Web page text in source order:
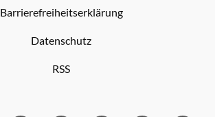
Barrierefreiheitserklärung
Datenschutz
RSS